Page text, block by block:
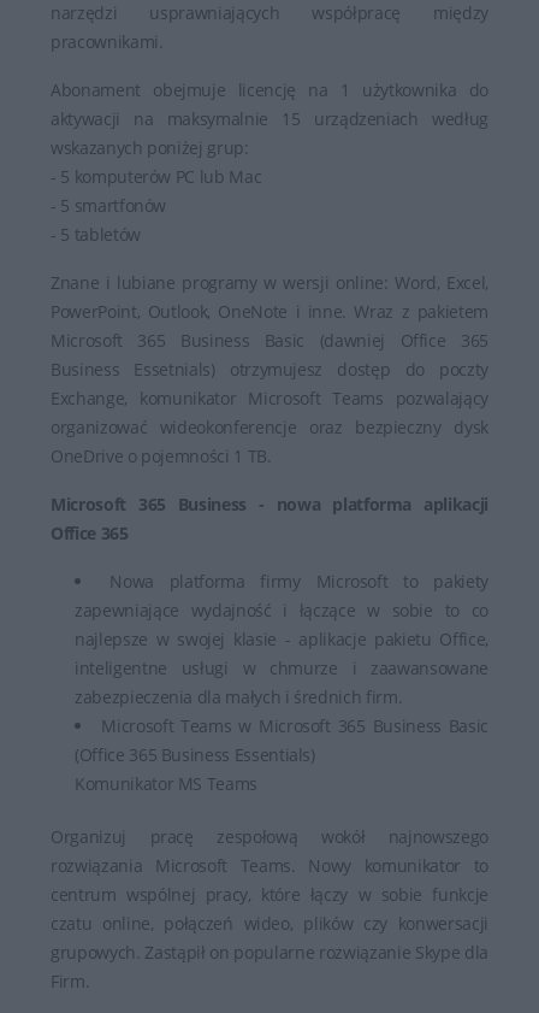
narzędzi usprawniających współpracę między
pracownikami.
Abonament obejmuje licencję na 1 użytkownika do
aktywacji na maksymalnie 15 urządzeniach według
wskazanych poniżej grup:
- 5 komputerów PC lub Mac
- 5 smartfonów
- 5 tabletów
Znane i lubiane programy w wersji online: Word, Excel,
PowerPoint, Outlook, OneNote i inne. Wraz z pakietem
Microsoft 365 Business Basic (dawniej Office 365
Business Essetnials) otrzymujesz dostęp do poczty
Exchange, komunikator Microsoft Teams pozwalający
organizować wideokonferencje oraz bezpieczny dysk
OneDrive o pojemności 1 TB.
Microsoft 365 Business - nowa platforma aplikacji
Office 365
Nowa platforma firmy Microsoft to pakiety
zapewniające wydajność i łączące w sobie to co
najlepsze w swojej klasie - aplikacje pakietu Office,
inteligentne usługi w chmurze i zaawansowane
zabezpieczenia dla małych i średnich firm.
Microsoft Teams w Microsoft 365 Business Basic
(Office 365 Business Essentials)
Komunikator MS Teams
Organizuj pracę zespołową wokół najnowszego
rozwiązania Microsoft Teams. Nowy komunikator to
centrum wspólnej pracy, które łączy w sobie funkcje
czatu online, połączeń wideo, plików czy konwersacji
grupowych. Zastąpił on popularne rozwiązanie Skype dla
Firm.